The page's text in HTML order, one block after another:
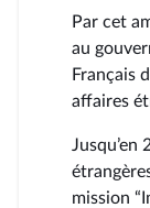
30 octobre 2024
30 octobre 2024
4 novembre 2024
Date de dépôt
Par cet
au
Français
affaires
Jusqu’en
mission